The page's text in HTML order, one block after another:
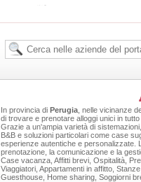
In provincia di Perugia , nelle vicinanze
di trovare e prenotare alloggi unici in
Grazie a un'ampia varietà di
B&B e soluzioni particolari come case
esperienze autentiche e personalizzate.
prenotazione, la comunicazione e la
Case vacanza, Affitti brevi, Ospitalità,
Viaggiatori, Appartamenti in affitto,
Guesthouse, Home sharing, Soggiorni